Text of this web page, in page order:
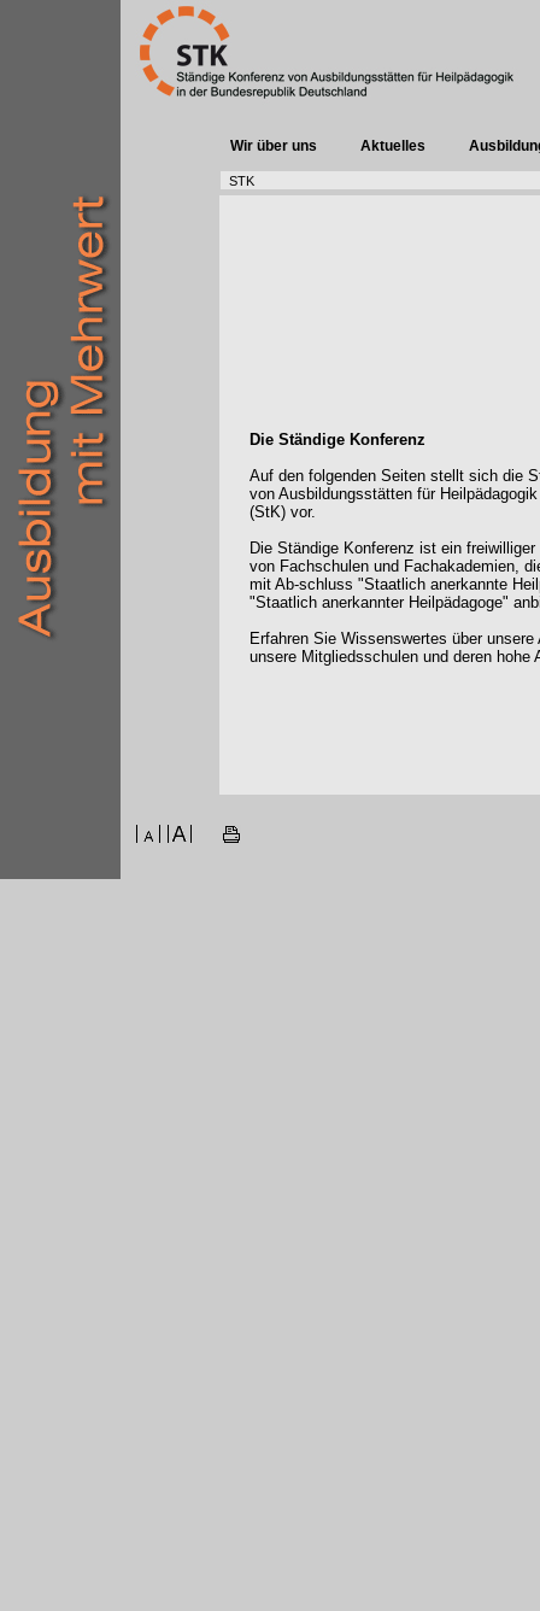
Wir über uns Aktuelles
STK
Die Ständige Konferenz
Auf den folgenden Seiten stellt sich die
von Ausbildungsstätten für
(StK) vor.
Die Ständige Konferenz ist ein
von Fachschulen und Fachakademien,
mit Ab-schluss "Staatlich anerkannte
"Staatlich anerkannter Heilpädagoge"
Erfahren Sie Wissenswertes über
unsere Mitgliedsschulen und deren hohe